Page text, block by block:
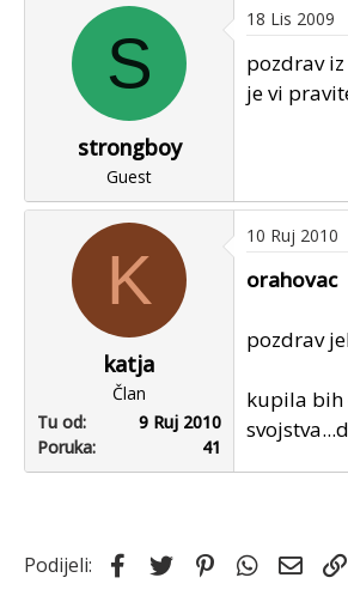
S
strongboy
Guest
18 Lis 2009
pozdrav
je vi
K
katja
Član
Tu od
9 Ruj 2010
Poruka
41
10 Ruj 2010
orahovac
pozdrav
kupila bih
Podijeli: FacebookTwitterPinterestWhatsApp
Email